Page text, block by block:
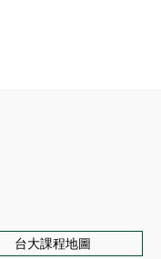
台大課程地圖